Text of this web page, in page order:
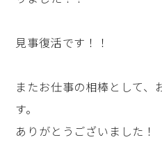
見事復活です！！
またお仕事の相棒として、
す。
ありがとうございました！